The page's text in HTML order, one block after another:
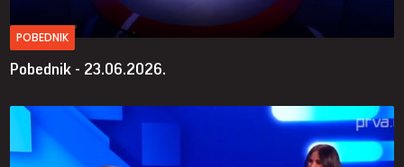
POBEDNIK
Pobednik - 23.06.2026.